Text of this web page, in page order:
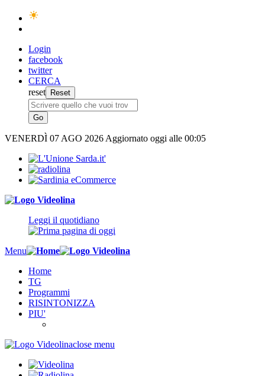
Login
facebook
twitter
CERCA
reset
VENERDÌ 07 AGO 2026 Aggiornato oggi alle 00:05
Leggi il quotidiano
Menu
Home
TG
Programmi
RISINTONIZZA
PIU'
close menu